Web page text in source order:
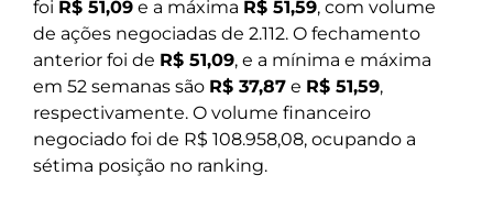
foi R$ 51,09 e a máxima R$ 51,59, com volume
de ações negociadas de 2.112. O fechamento
anterior foi de R$ 51,09, e a mínima e máxima
em 52 semanas são R$ 37,87 e R$ 51,59,
respectivamente. O volume financeiro
negociado foi de R$ 108.958,08, ocupando a
sétima posição no ranking.